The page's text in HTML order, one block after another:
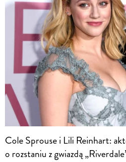
Cole Sprouse i Lili Reinhart:
o rozstaniu z gwiazdą